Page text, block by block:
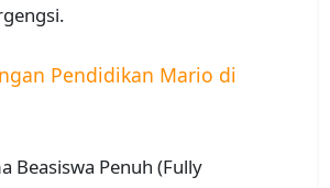
Pendidikan Mario di
Beasiswa Penuh (Fully